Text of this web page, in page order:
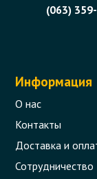
(063)
Информация
О нас
Контакты
Доставка и
Сотрудничество